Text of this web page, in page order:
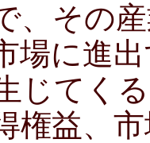
、その
場に進
じてく
権益、